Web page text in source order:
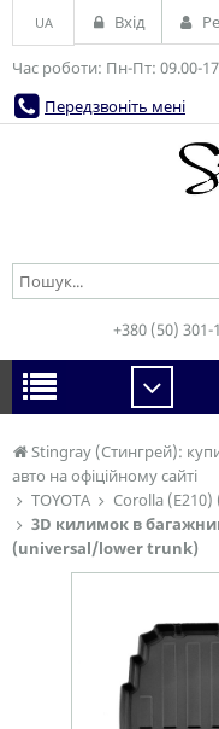
Stingray (Стингрей):
авто на офіційному сайті
TOYOTA
Corolla (E210)
3D килимок в
(universal/lower trunk)
Час роботи: Пн-Пт: 09.00-
Передзвоніть мені
UA Вхід
+380 (50) 301-